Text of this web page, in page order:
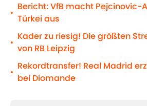
•
Bericht: VfB macht Pejcinovic-
Türkei aus
•
Kader zu riesig! Die größten
von RB Leipzig
•
Rekordtransfer! Real Madrid
bei Diomande